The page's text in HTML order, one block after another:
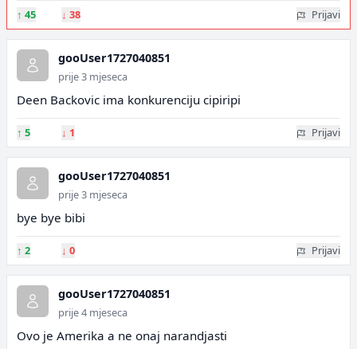
↑ 45 ↓ 38 Prijavi
gooUser1727040851
prije 3 mjeseca
Deen Backovic ima konkurenciju cipiripi
↑ 5 ↓ 1 Prijavi
gooUser1727040851
prije 3 mjeseca
bye bye bibi
↑ 2 ↓ 0 Prijavi
gooUser1727040851
prije 4 mjeseca
Ovo je Amerika a ne onaj narandjasti